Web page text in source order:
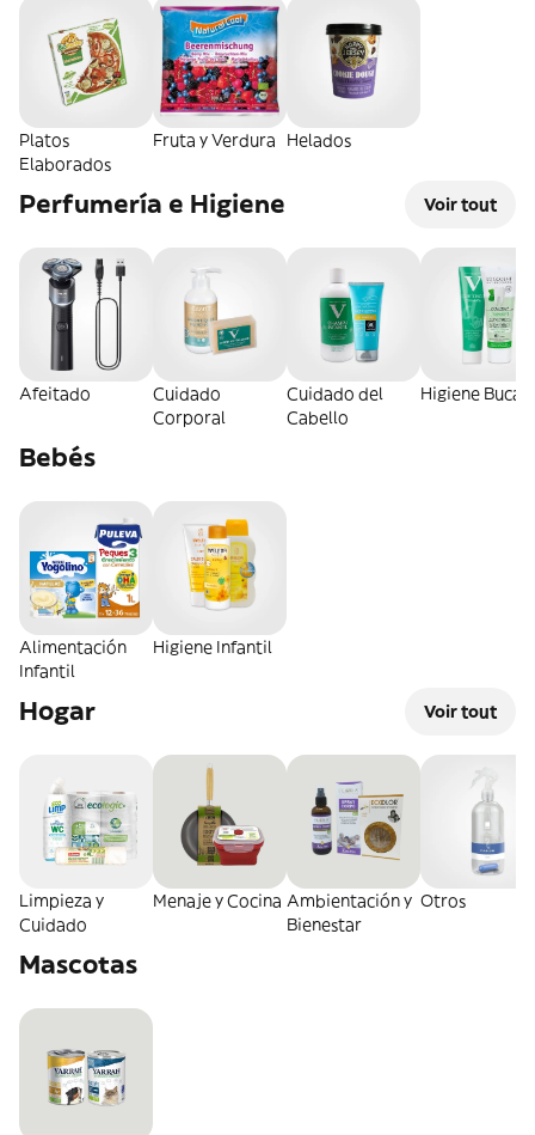
Platos
Elaborados
Fruta y Verdura Helados
Perfumería e Higiene Voir tout
Afeitado
Cuidado
Corporal
Cuidado del
Cabello
Higiene Bucal
Bebés
Alimentación
Infantil
Higiene Infantil
Hogar Voir tout
Limpieza y
Cuidado
Menaje y Cocina Ambientación y
Bienestar
Otros
Mascotas